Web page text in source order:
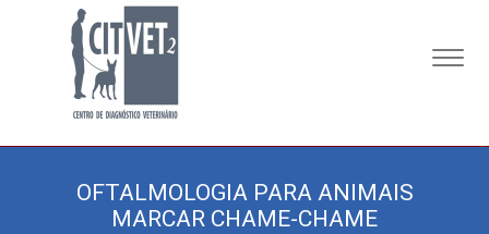
OFTALMOLOGIA PARA ANIMAIS
MARCAR CHAME-CHAME